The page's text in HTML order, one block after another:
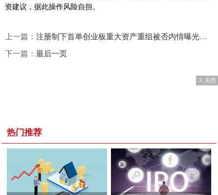
资建议，据此操作风险自担。
上一篇： 注册制下首单创业板重大资产重组被否内情曝光：信披内容不完整
下一篇： 最后一页
X 关闭
热门推荐